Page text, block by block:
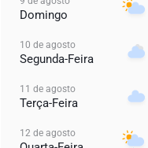
Domingo
10 de agosto
Segunda-Feira
11 de agosto
Terça-Feira
12 de agosto